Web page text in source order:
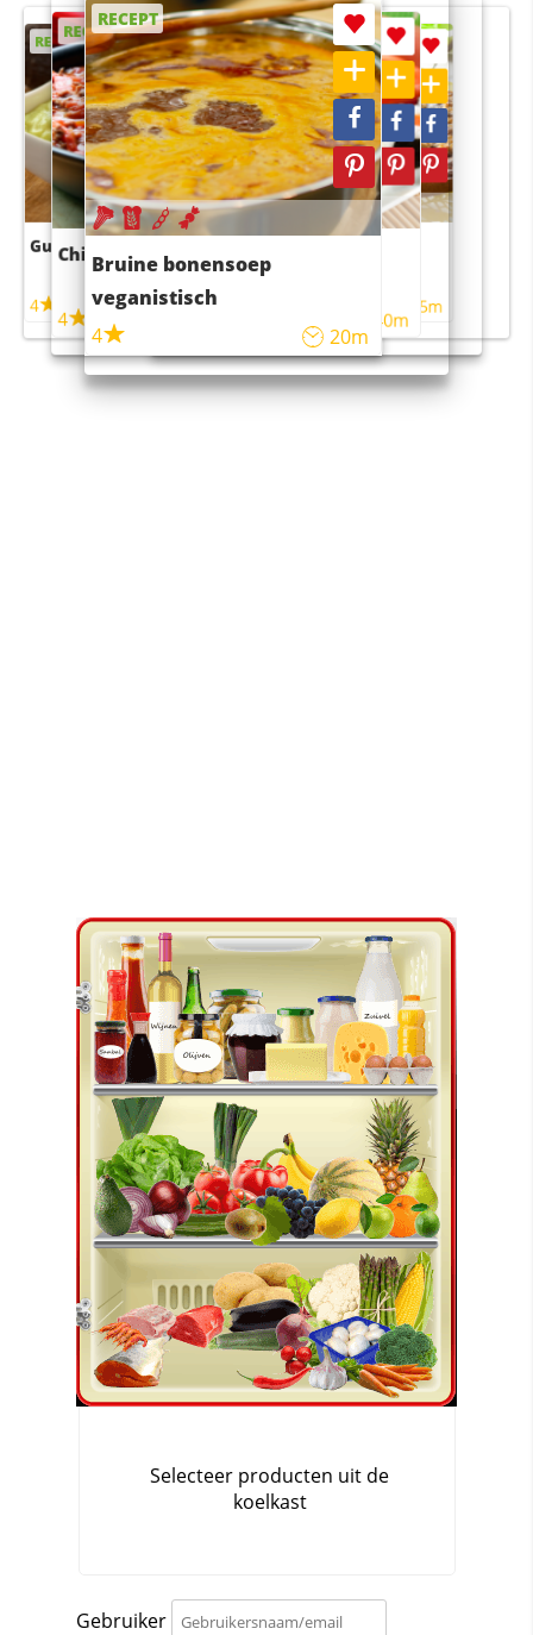
Gebruiker
RECEPT
Guacamole
4
RECEPT
Chili con carne
4
RECEPT
Bruine bonensoep
veganistisch
4
20m
RECEPT
Sushi rijstsalade
maaltijdsalade
40m
RECEPT
4 55m